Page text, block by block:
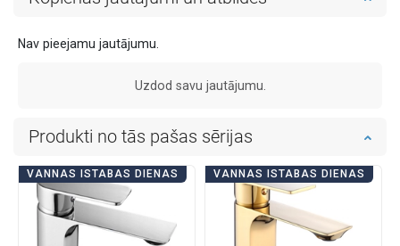
Nav pieejamu jautājumu.
Uzdod savu jautājumu.
Produkti no tās pašas sērijas
VANNAS ISTABAS DIENAS VANNAS ISTABAS DIENAS